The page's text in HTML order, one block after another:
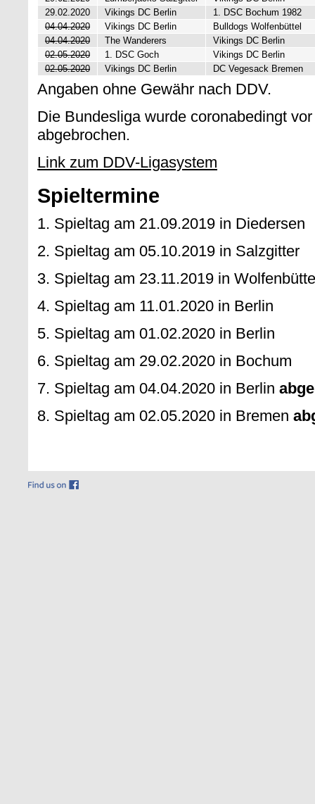
29.02.2020
Vikings DC Berlin
1. DSC Bochum 1982
04.04.2020
Vikings DC Berlin
Bulldogs Wolfenbüttel
04.04.2020
The Wanderers
Vikings DC Berlin
02.05.2020
1. DSC Goch
Vikings DC Berlin
02.05.2020
Vikings DC Berlin DC Vegesack Bremen
Angaben ohne Gewähr nach DDV.
Die Bundesliga wurde coronabedingt
abgebrochen.
Link zum DDV-Ligasystem
Spieltermine
1. Spieltag am 21.09.2019 in Diedersen
2. Spieltag am 05.10.2019 in Salzgitter
3. Spieltag am 23.11.2019 in
4. Spieltag am 11.01.2020 in Berlin
5. Spieltag am 01.02.2020 in Berlin
6. Spieltag am 29.02.2020 in Bochum
7. Spieltag am 04.04.2020 in Berlin
8. Spieltag am 02.05.2020 in Bremen